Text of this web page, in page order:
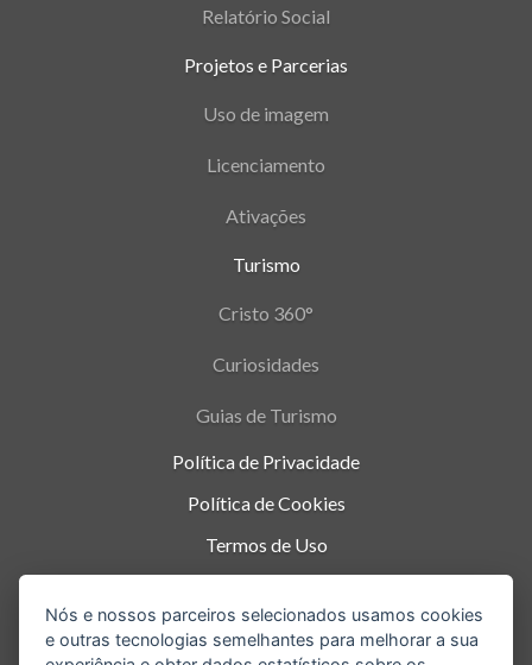
Relatório Social
Projetos e Parcerias
Uso de imagem
Licenciamento
Ativações
Turismo
Cristo 360°
Curiosidades
Guias de Turismo
Política de Privacidade
Política de Cookies
Termos de Uso
Rio de Janeiro-RJ
Nós e nossos parceiros selecionados usamos cookies
e outras tecnologias semelhantes para melhorar a sua